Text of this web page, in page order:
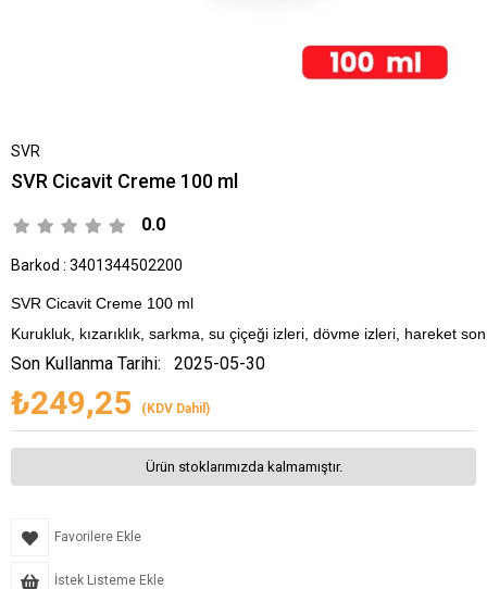
SVR
SVR Cicavit Creme 100 ml
0.0
Barkod : 3401344502200
SVR Cicavit Creme 100 ml
Kurukluk, kızarıklık, sarkma, su çiçeği izleri, dövme izleri, hareket
₺249,25 (KDV Dahil)
Son Kullanma Tarihi: 2025-05-30
Ürün stoklarımızda kalmamıştır.
Favorilere Ekle
İstek Listeme Ekle